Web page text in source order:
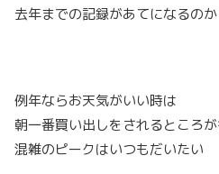
去年までの記録があてになるのか
例年ならお天気がいい時は
朝一番買い出しをされるところ
混雑のピークはいつもだいたい